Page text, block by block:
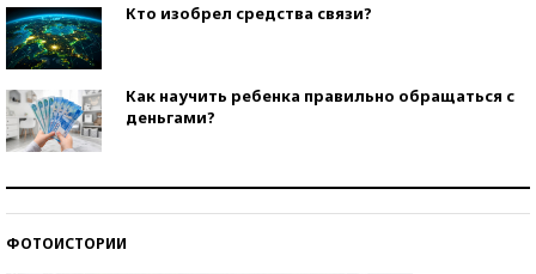
Кто изобрел средства связи?
Как научить ребенка правильно обращаться с
деньгами?
ФОТОИСТОРИИ